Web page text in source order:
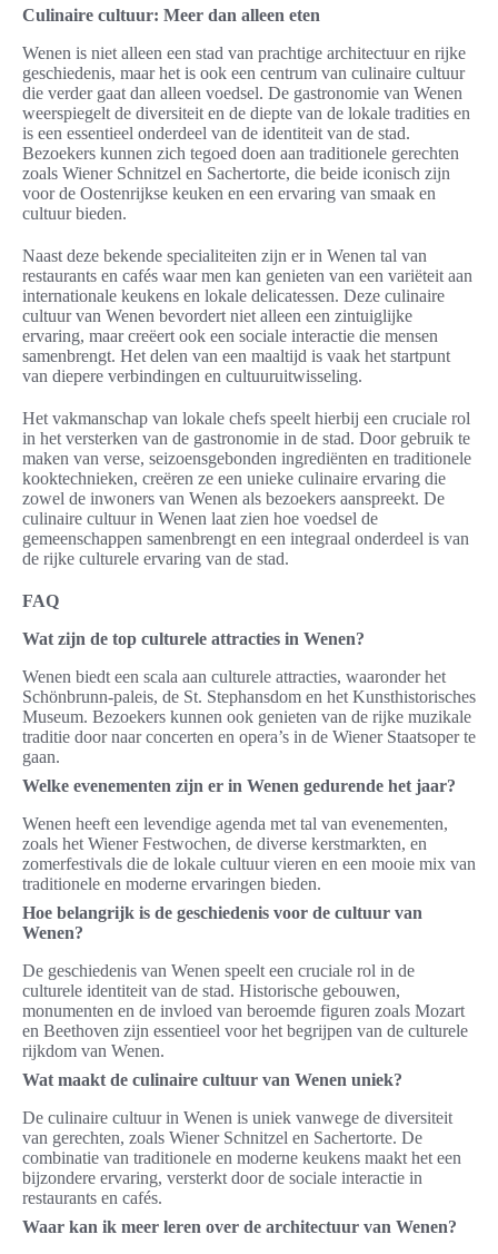
Culinaire cultuur: Meer dan alleen eten
Wenen is niet alleen een stad van prachtige architectuur en rijke
geschiedenis, maar het is ook een centrum van culinaire cultuur
die verder gaat dan alleen voedsel. De gastronomie van Wenen
weerspiegelt de diversiteit en de diepte van de lokale tradities en
is een essentieel onderdeel van de identiteit van de stad.
Bezoekers kunnen zich tegoed doen aan traditionele gerechten
zoals Wiener Schnitzel en Sachertorte, die beide iconisch zijn
voor de Oostenrijkse keuken en een ervaring van smaak en
cultuur bieden.
Naast deze bekende specialiteiten zijn er in Wenen tal van
restaurants en cafés waar men kan genieten van een variëteit aan
internationale keukens en lokale delicatessen. Deze culinaire
cultuur van Wenen bevordert niet alleen een zintuiglijke
ervaring, maar creëert ook een sociale interactie die mensen
samenbrengt. Het delen van een maaltijd is vaak het startpunt
van diepere verbindingen en cultuuruitwisseling.
Het vakmanschap van lokale chefs speelt hierbij een cruciale rol
in het versterken van de gastronomie in de stad. Door gebruik te
maken van verse, seizoensgebonden ingrediënten en traditionele
kooktechnieken, creëren ze een unieke culinaire ervaring die
zowel de inwoners van Wenen als bezoekers aanspreekt. De
culinaire cultuur in Wenen laat zien hoe voedsel de
gemeenschappen samenbrengt en een integraal onderdeel is van
de rijke culturele ervaring van de stad.
FAQ
Wat zijn de top culturele attracties in Wenen?
Wenen biedt een scala aan culturele attracties, waaronder het
Schönbrunn-paleis, de St. Stephansdom en het Kunsthistorisches
Museum. Bezoekers kunnen ook genieten van de rijke muzikale
traditie door naar concerten en opera’s in de Wiener Staatsoper te
gaan.
Welke evenementen zijn er in Wenen gedurende het jaar?
Wenen heeft een levendige agenda met tal van evenementen,
zoals het Wiener Festwochen, de diverse kerstmarkten, en
zomerfestivals die de lokale cultuur vieren en een mooie mix van
traditionele en moderne ervaringen bieden.
Hoe belangrijk is de geschiedenis voor de cultuur van
Wenen?
De geschiedenis van Wenen speelt een cruciale rol in de
culturele identiteit van de stad. Historische gebouwen,
monumenten en de invloed van beroemde figuren zoals Mozart
en Beethoven zijn essentieel voor het begrijpen van de culturele
rijkdom van Wenen.
Wat maakt de culinaire cultuur van Wenen uniek?
De culinaire cultuur in Wenen is uniek vanwege de diversiteit
van gerechten, zoals Wiener Schnitzel en Sachertorte. De
combinatie van traditionele en moderne keukens maakt het een
bijzondere ervaring, versterkt door de sociale interactie in
restaurants en cafés.
Waar kan ik meer leren over de architectuur van Wenen?